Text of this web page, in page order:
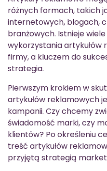
różnych formach, takich
internetowych, blogach,
branżowych. Istnieje
wykorzystania
firmy, a kluczem do
strategia.
Pierwszym krokiem w
artykułów reklamowych
kampanii. Czy chcemy
świadomość marki, czy
klientów? Po określeniu
treść artykułów
przyjętą strategią